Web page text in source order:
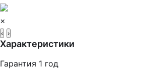
×
‹ ›
Характеристики
Гарантия 1 год